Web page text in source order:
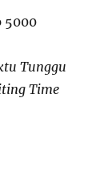
5000
Tunggu
Time